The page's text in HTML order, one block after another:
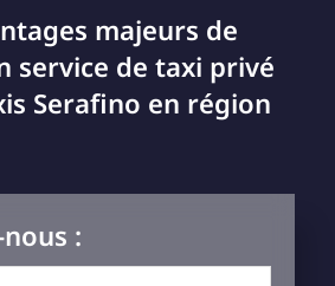
majeurs de
service de taxi privé
Serafino en région
: